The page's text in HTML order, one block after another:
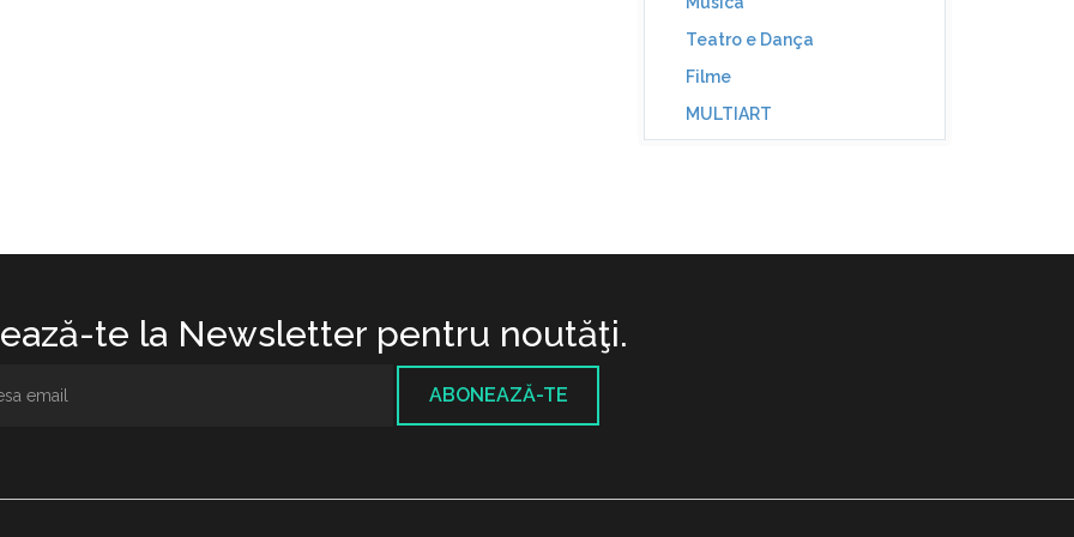
Teatro e Dança
Filme
MULTIART
te la Newsletter pentru noutăţi.
ABONEAZĂ-TE